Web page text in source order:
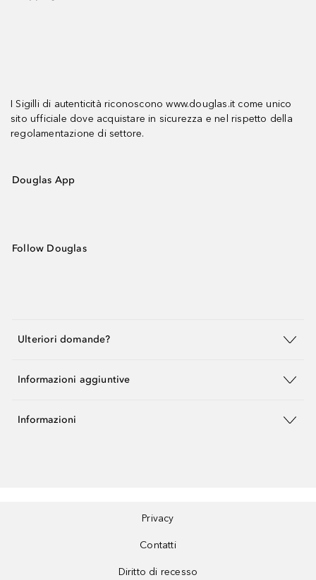
I Sigilli di autenticità riconoscono www.douglas.it come unico
sito ufficiale dove acquistare in sicurezza e nel rispetto della
regolamentazione di settore.
Douglas App
Follow Douglas
Ulteriori domande?
Informazioni aggiuntive
Informazioni
Privacy
Contatti
Diritto di recesso